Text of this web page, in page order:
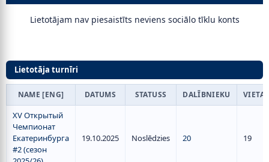
Lietotājam nav piesaistīts neviens sociālo tīklu konts
Lietotāja turnīri
NAME [ENG] DATUMS STATUSS DALĪBNIEKU VIETA
XV Открытый
Чемпионат
Екатеринбурга
#2 (сезон
19.10.2025 Noslēdzies 20 19